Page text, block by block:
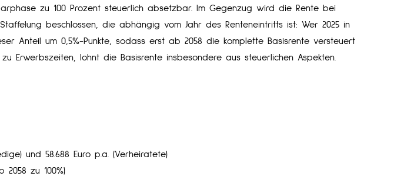
zu 100 Prozent steuerlich absetzbar. Im Gegenzug wird die Rente bei
beschlossen, die abhängig vom Jahr des Renteneintritts ist: Wer 2025 in
Anteil um 0,5%-Punkte, sodass erst ab 2058 die komplette Basisrente versteuert
lohnt die Basisrente insbesondere aus steuerlichen Aspekten.
und 58.688 Euro p.a. (Verheiratete)
zu 100%)